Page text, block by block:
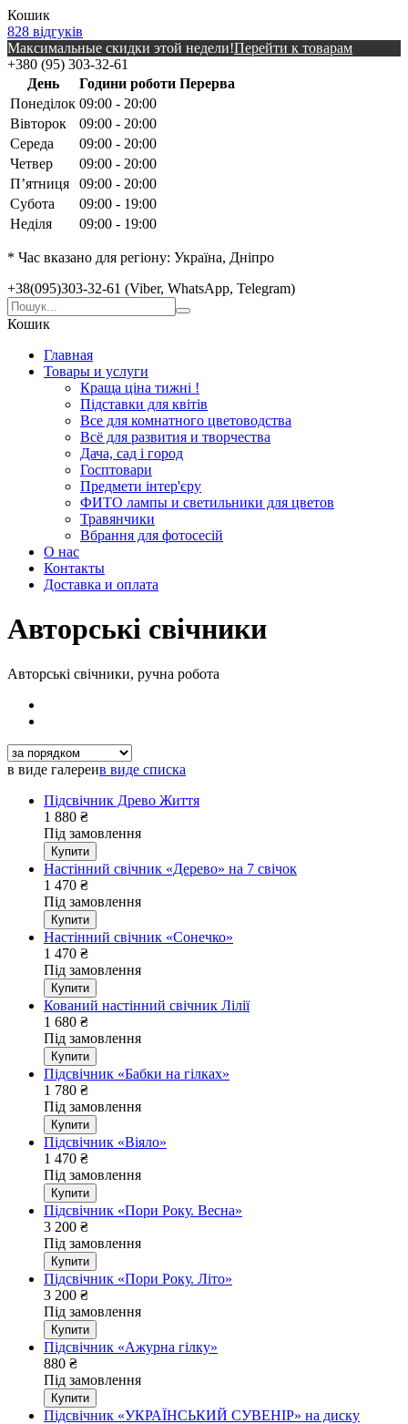
Кошик
828 відгуків
Максимальные скидки этой недели!Перейти к товарам
+380 (95) 303-32-61
День
Години роботи Перерва
Понеділок 09:00 - 20:00
Вівторок
09:00 - 20:00
Середа
09:00 - 20:00
Четвер
09:00 - 20:00
Пʼятниця
09:00 - 20:00
Субота
09:00 - 19:00
Неділя
09:00 - 19:00
* Час вказано для регіону: Україна, Дніпро
+38(095)303-32-61 (Viber, WhatsApp, Telegram)
Кошик
Главная
Товары и услуги
Краща ціна тижні !
Підставки для квітів
Все для комнатного цветоводства
Всё для развития и творчества
Дача, сад і город
Госптовари
Предмети інтер'єру
ФИТО лампы и светильники для цветов
Травянчики
Вбрання для фотосесій
О нас
Контакты
Доставка и оплата
Авторські свічники
Авторські свічники, ручна робота
в виде галереив виде списка
Підсвічник Древо Життя
1 880 ₴
Під замовлення
Купити
Настінний свічник «Дерево» на 7 свічок
1 470 ₴
Під замовлення
Купити
Настінний свічник «Сонечко»
1 470 ₴
Під замовлення
Купити
Кований настінний свічник Лілії
1 680 ₴
Під замовлення
Купити
Підсвічник «Бабки на гілках»
1 780 ₴
Під замовлення
Купити
Підсвічник «Віяло»
1 470 ₴
Під замовлення
Купити
Підсвічник «Пори Року. Весна»
3 200 ₴
Під замовлення
Купити
Підсвічник «Пори Року. Літо»
3 200 ₴
Під замовлення
Купити
Підсвічник «Ажурна гілку»
880 ₴
Під замовлення
Купити
Підсвічник «УКРАЇНСЬКИЙ СУВЕНІР» на диску